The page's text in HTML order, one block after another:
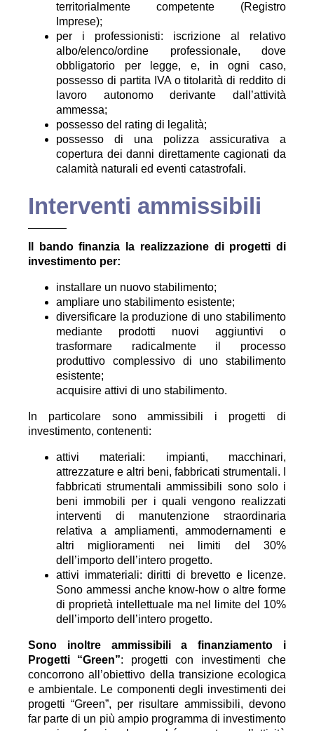
territorialmente competente (Registro
Imprese);
per i professionisti: iscrizione al relativo
albo/elenco/ordine professionale, dove
obbligatorio per legge, e, in ogni caso,
possesso di partita IVA o titolarità di reddito di
lavoro autonomo derivante dall’attività
ammessa;
possesso del rating di legalità;
possesso di una polizza assicurativa a
copertura dei danni direttamente cagionati da
calamità naturali ed eventi catastrofali.
Interventi ammissibili
Il bando finanzia la realizzazione di progetti di
investimento per:
installare un nuovo stabilimento;
ampliare uno stabilimento esistente;
diversificare la produzione di uno stabilimento
mediante prodotti nuovi aggiuntivi o
trasformare radicalmente il processo
produttivo complessivo di uno stabilimento
esistente;
acquisire attivi di uno stabilimento.
In particolare sono ammissibili i progetti di
investimento, contenenti:
attivi materiali: impianti, macchinari,
attrezzature e altri beni, fabbricati strumentali. I
fabbricati strumentali ammissibili sono solo i
beni immobili per i quali vengono realizzati
interventi di manutenzione straordinaria
relativa a ampliamenti, ammodernamenti e
altri miglioramenti nei limiti del 30%
dell’importo dell’intero progetto.
attivi immateriali: diritti di brevetto e licenze.
Sono ammessi anche know-how o altre forme
di proprietà intellettuale ma nel limite del 10%
dell’importo dell’intero progetto.
Sono inoltre ammissibili a finanziamento i
Progetti “Green”: progetti con investimenti che
concorrono all’obiettivo della transizione ecologica
e ambientale. Le componenti degli investimenti dei
progetti “Green”, per risultare ammissibili, devono
far parte di un più ampio programma di investimento